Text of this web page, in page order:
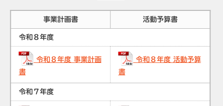
事業計画書 活動予算書
令和８年度
令和８年度 事業計画
書
令和８年度 活動予算
書
令和７年度